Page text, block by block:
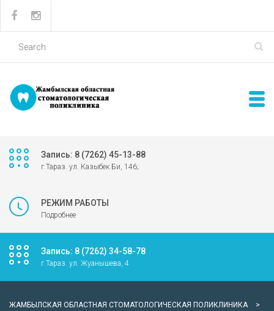
Запись: 8 (7262) 45-13-88
г.Тараз. ул. Казыбек Би, 146;
РЕЖИМ РАБОТЫ
Подробнее
Запись: 8 (7262) 34-58-78
г.Тараз. ул. Жуанышева, 4
ЖАМБЫЛСКАЯ ОБЛАСТНАЯ СТОМАТОЛОГИЧЕСКАЯ ПОЛИКЛИНИКА
>